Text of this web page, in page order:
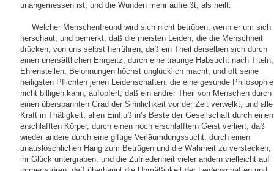
unangemessen ist, und die Wunden mehr aufreißt, als heilt.
Welcher Menschenfreund wird sich nicht betrüben, wenn er um sich
herschaut, und bemerkt, daß die meisten Leiden, die die Menschheit
drücken, von uns selbst herrühren, daß ein Theil derselben sich durch
einen unersättlichen Ehrgeitz, durch eine traurige Habsucht nach Titeln,
Ehrenstellen, Belohnungen höchst unglücklich macht, und oft seine
heiligsten Pflichten jenen Leidenschaften, die eine gesunde Philosophie
nicht billigen kann, aufopfert; daß ein andrer Theil von Menschen durch
einen überspannten Grad der Sinnlichkeit vor der Zeit verwelkt, und alle
Kraft in Thätigkeit, allen Einfluß in's Beste der Gesellschaft durch einen
erschlafften Körper, durch einen noch erschlafftern Geist verliert; daß
wieder andere durch eine giftige Verläumdungssucht, durch einen
unauslöschlichen Hang zum Betrügen und die Wahrheit zu verstecken,
ihr Glück untergraben, und die Zufriedenheit vieler andern vielleicht auf